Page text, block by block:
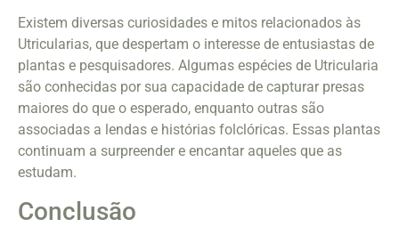
Existem diversas curiosidades e mitos relacionados às
Utricularias, que despertam o interesse de entusiastas de
plantas e pesquisadores. Algumas espécies de Utricularia
são conhecidas por sua capacidade de capturar presas
maiores do que o esperado, enquanto outras são
associadas a lendas e histórias folclóricas. Essas plantas
continuam a surpreender e encantar aqueles que as
estudam.
Conclusão